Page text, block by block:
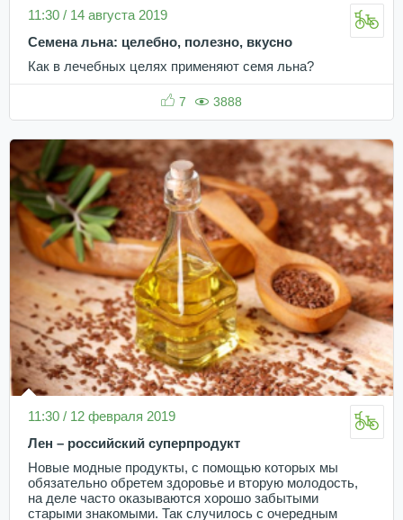
11:30 / 14 августа 2019
Семена льна: целебно, полезно, вкусно
Как в лечебных целях применяют семя льна?
7 3888
11:30 / 12 февраля 2019
Лен – российский суперпродукт
Новые модные продукты, с помощью которых мы
обязательно обретем здоровье и вторую молодость,
на деле часто оказываются хорошо забытыми
старыми знакомыми. Так случилось с очередным